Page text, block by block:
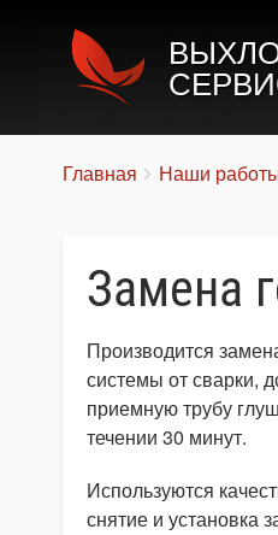
Строка
You
Главная Наши
Замена
Производится
системы от сварки,
приемную трубу
течении 30 минут.
Используются
снятие и установка